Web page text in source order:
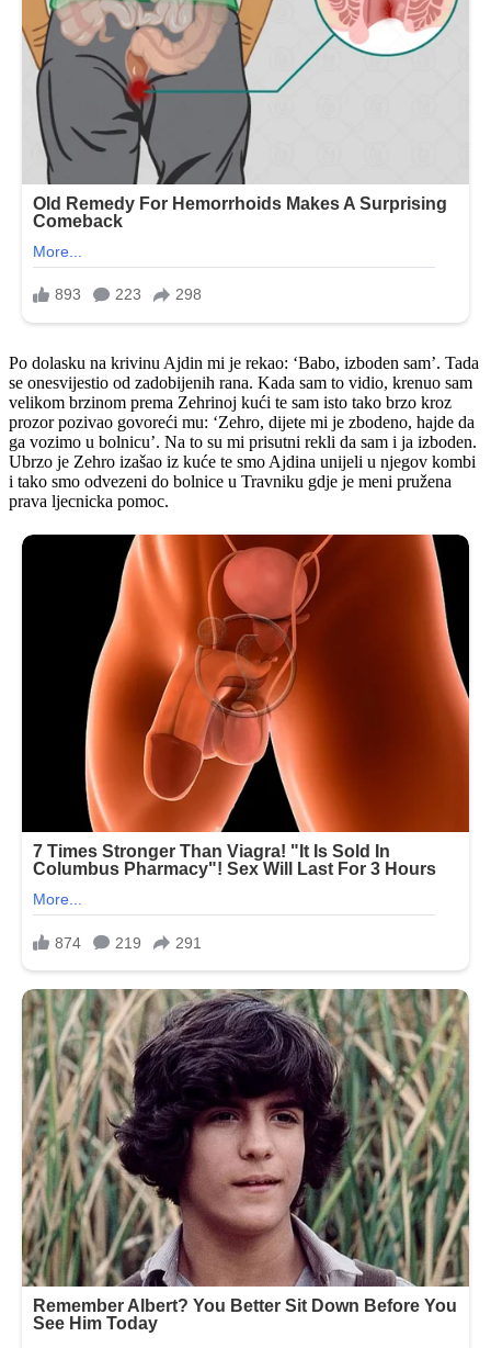
Po dolasku na krivinu Ajdin mi je rekao: ‘Babo, izboden sam’. Tada
se onesvijestio od zadobijenih rana. Kada sam to vidio, krenuo sam
velikom brzinom prema Zehrinoj kući te sam isto tako brzo kroz
prozor pozivao govoreći mu: ‘Zehro, dijete mi je zbodeno, hajde da
ga vozimo u bolnicu’. Na to su mi prisutni rekli da sam i ja izboden.
Ubrzo je Zehro izašao iz kuće te smo Ajdina unijeli u njegov kombi
i tako smo odvezeni do bolnice u Travniku gdje je meni pružena
prava ljecnicka pomoc.